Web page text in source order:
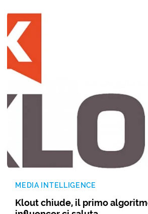
MEDIA INTELLIGENCE
Klout chiude, il primo